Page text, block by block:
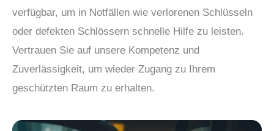
verfügbar, um in Notfällen wie verlorenen Schlüsseln
oder defekten Schlössern schnelle Hilfe zu leisten.
Vertrauen Sie auf unsere Kompetenz und
Zuverlässigkeit, um wieder Zugang zu Ihrem
geschützten Raum zu erhalten.